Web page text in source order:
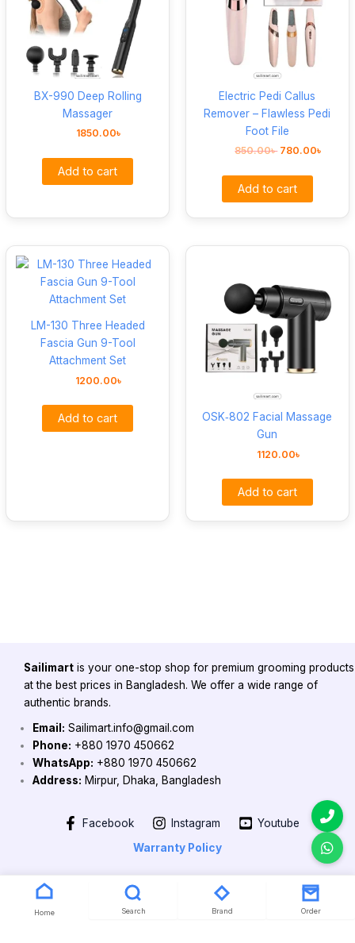
BX-990 Deep Rolling
Massager
1850.00৳
Add to cart
Electric Pedi Callus
Remover – Flawless Pedi
Foot File
850.00৳ 780.00৳
Add to cart
LM-130 Three Headed
Fascia Gun 9-Tool
Attachment Set
1200.00৳
Add to cart
OSK‑802 Facial Massage
Gun
1120.00৳
Add to cart
Sailimart is your one-stop shop for premium grooming products
at the best prices in Bangladesh. We offer a wide range of
authentic brands.
Email: Sailimart.info@gmail.com
Phone: +880 1970 450662
WhatsApp: +880 1970 450662
Address: Mirpur, Dhaka, Bangladesh
Facebook Instagram
Youtube
Warranty Policy
Copyright 2026 @ Powered by Sailimart
Home Search Brand Order